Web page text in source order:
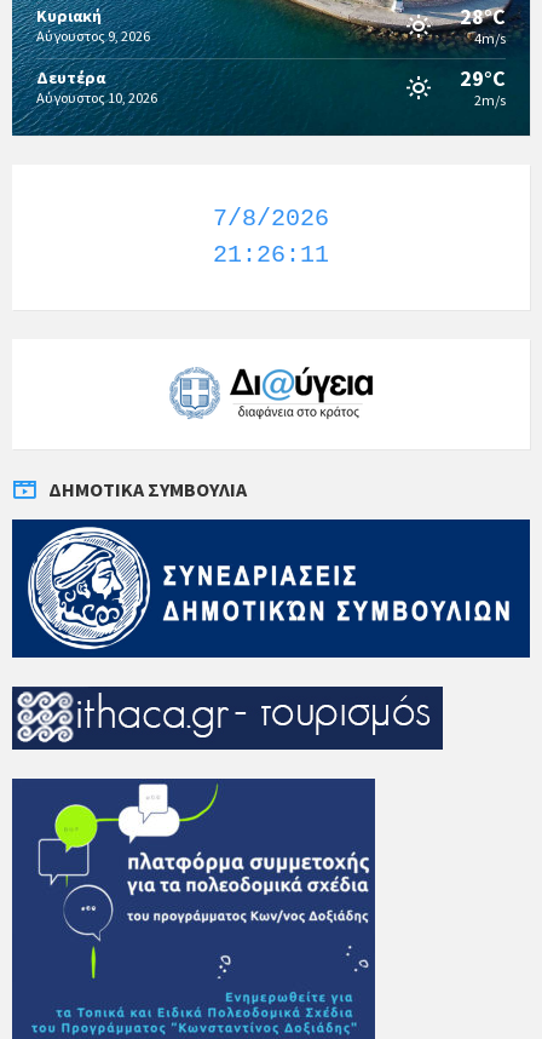
Κυριακή
Αύγουστος 9, 2026
28°C
4m/s
Δευτέρα
Αύγουστος 10, 2026
29°C
2m/s
7/8/2026
21:26:11
ΔΗΜΟΤΙΚΆ ΣΥΜΒΟΎΛΙΑ